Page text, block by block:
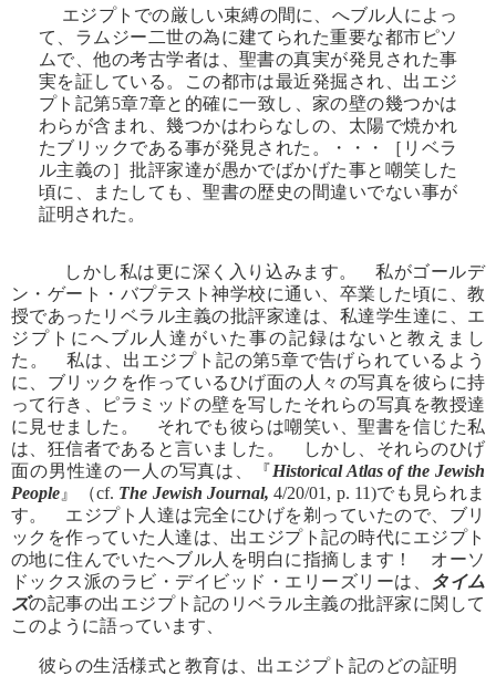
エジプトでの厳しい束縛の間に、へブル人によっ
て、ラムジー二世の為に建てられた重要な都市ピソ
ムで、他の考古学者は、聖書の真実が発見された事
実を証している。この都市は最近発掘され、出エジ
プト記第5章7章と的確に一致し、家の壁の幾つかは
わらが含まれ、幾つかはわらなしの、太陽で焼かれ
たブリックである事が発見された。・・・［リベラ
ル主義の］批評家達が愚かでばかげた事と嘲笑した
頃に、またしても、聖書の歴史の間違いでない事が
証明された。
しかし私は更に深く入り込みます。 私がゴールデ
ン・ゲート・バプテスト神学校に通い、卒業した頃に、教
授であったリベラル主義の批評家達は、私達学生達に、エ
ジプトにへブル人達がいた事の記録はないと教えまし
た。 私は、出エジプト記の第5章で告げられているよう
に、ブリックを作っているひげ面の人々の写真を彼らに持
って行き、ピラミッドの壁を写したそれらの写真を教授達
に見せました。 それでも彼らは嘲笑い、聖書を信じた私
は、狂信者であると言いました。 しかし、それらのひげ
面の男性達の一人の写真は、『Historical Atlas of the Jewish
People 』（cf. The Jewish Journal, 4/20/01, p. 11)でも見られま
す。 エジプト人達は完全にひげを剃っていたので、ブリ
ックを作っていた人達は、出エジプト記の時代にエジプト
の地に住んでいたへブル人を明白に指摘します！ オーソ
ドックス派のラビ・デイビッド・エリーズリーは、
タイム
ズの記事の出エジプト記のリベラル主義の批評家に関して
このように語っています、
彼らの生活様式と教育は、出エジプト記のどの証明